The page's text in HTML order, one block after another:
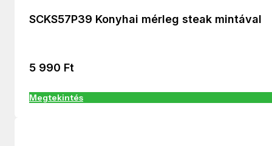
SCKS57P39 Konyhai mérleg steak mintával
5 990 Ft
Megtekintés